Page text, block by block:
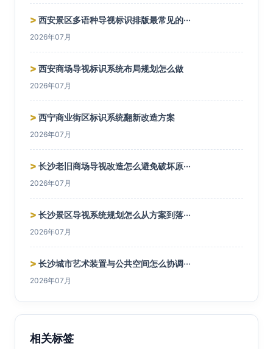
> 西安景区多语种导视标识排版最常见的···
2026年07月
> 西安商场导视标识系统布局规划怎么做
2026年07月
> 西宁商业街区标识系统翻新改造方案
2026年07月
> 长沙老旧商场导视改造怎么避免破坏原···
2026年07月
> 长沙景区导视系统规划怎么从方案到落···
2026年07月
> 长沙城市艺术装置与公共空间怎么协调···
2026年07月
相关标签